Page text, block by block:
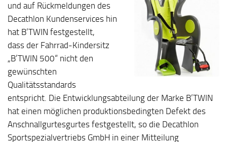
und auf Rückmeldungen des
Decathlon Kundenservices hin
hat B’TWIN festgestellt,
dass der Fahrrad-Kindersitz
„B’TWIN 500“ nicht den
gewünschten
Qualitätsstandards
entspricht. Die Entwicklungsabteilung der Marke B’TWIN
hat einen möglichen produktionsbedingten Defekt des
Anschnallgurtesgurtes festgestellt, so die Decathlon
Sportspezialvertriebs GmbH in einer Mitteilung